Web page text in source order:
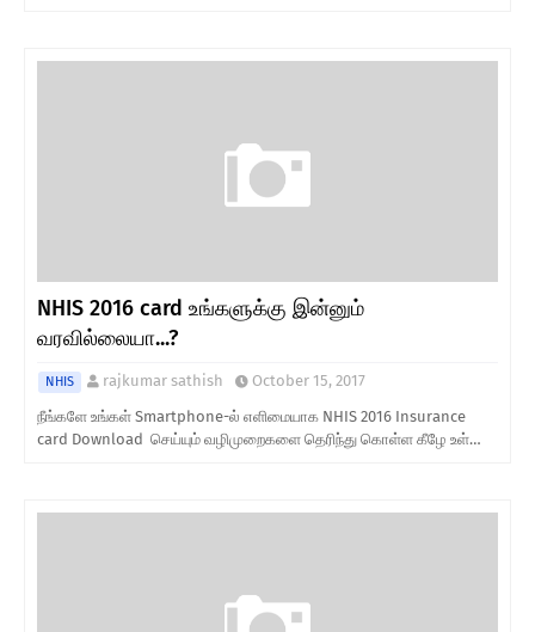
NHIS 2016 card உங்களுக்கு இன்னும்
வரவில்லையா...?
NHIS rajkumar sathish
October 15, 2017
நீங்களே உங்கள் Smartphone-ல் எளிமையாக NHIS 2016 Insurance
card Download செய்யும் வழிமுறைகளை தெரிந்து கொள்ள கீழே உள்…